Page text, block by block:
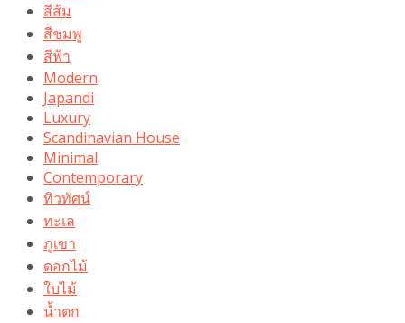
สีส้ม
สีชมพู
สีฟ้า
Modern
Japandi
Luxury
Scandinavian House
Minimal
Contemporary
ทิวทัศน์
ทะเล
ภูเขา
ดอกไม้
ใบไม้
น้ำตก